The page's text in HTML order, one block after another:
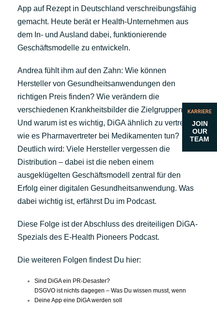
App auf Rezept in Deutschland verschreibungsfähig
gemacht. Heute berät er Health-Unternehmen aus
dem In- und Ausland dabei, funktionierende
Geschäftsmodelle zu entwickeln.
Andrea fühlt ihm auf den Zahn: Wie können
Hersteller von Gesundheitsanwendungen den
richtigen Preis finden? Wie verändern die
verschiedenen Krankheitsbilder die Zielgruppen?
Und warum ist es wichtig, DiGA ähnlich zu vertreiben
wie es Pharmavertreter bei Medikamenten tun?
Deutlich wird: Viele Hersteller vergessen die
Distribution – dabei ist die neben einem
ausgeklügelten Geschäftsmodell zentral für den
Erfolg einer digitalen Gesundheitsanwendung. Was
dabei wichtig ist, erfährst Du im Podcast.
Diese Folge ist der Abschluss des dreiteiligen DiGA-
Spezials des E-Health Pioneers Podcast.
Die weiteren Folgen findest Du hier:
Sind DiGA ein PR-Desaster?
DSGVO ist nichts dagegen – Was Du wissen musst, wenn
Deine App eine DiGA werden soll
KARRIERE
JOIN
OUR
TEAM